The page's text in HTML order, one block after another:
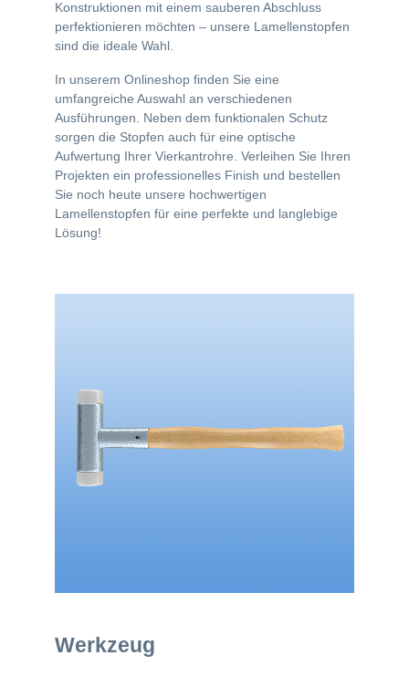
Konstruktionen mit einem sauberen Abschluss
perfektionieren möchten – unsere Lamellenstopfen
sind die ideale Wahl.
In unserem Onlineshop finden Sie eine
umfangreiche Auswahl an verschiedenen
Ausführungen. Neben dem funktionalen Schutz
sorgen die Stopfen auch für eine optische
Aufwertung Ihrer Vierkantrohre. Verleihen Sie Ihren
Projekten ein professionelles Finish und bestellen
Sie noch heute unsere hochwertigen
Lamellenstopfen für eine perfekte und langlebige
Lösung!
Werkzeug